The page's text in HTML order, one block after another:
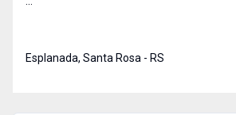
Esplanada, Santa Rosa - RS